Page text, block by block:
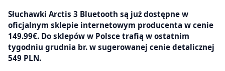
Słuchawki Arctis 3 Bluetooth są już dostępne w
oficjalnym sklepie internetowym producenta w cenie
149.99€. Do sklepów w Polsce trafią w ostatnim
tygodniu grudnia br. w sugerowanej cenie detalicznej
549 PLN.